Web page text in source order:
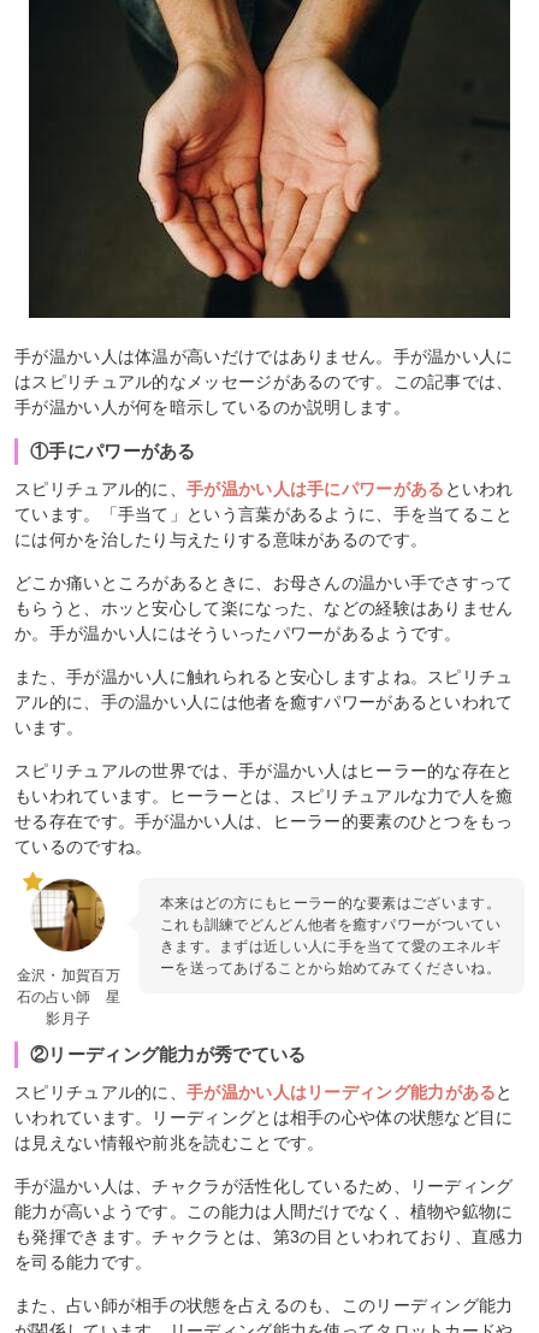
手が温かい人は体温が高いだけではありません。手が温かい人に
はスピリチュアル的なメッセージがあるのです。この記事では、
手が温かい人が何を暗示しているのか説明します。
①手にパワーがある
スピリチュアル的に、 手が温かい人は手にパワーがある といわれ
ています。「手当て」という言葉があるように、手を当てること
には何かを治したり与えたりする意味があるのです。
どこか痛いところがあるときに、お母さんの温かい手でさすって
もらうと、ホッと安心して楽になった、などの経験はありません
か。手が温かい人にはそういったパワーがあるようです。
また、手が温かい人に触れられると安心しますよね。スピリチュ
アル的に、手の温かい人には他者を癒すパワーがあるといわれて
います。
スピリチュアルの世界では、手が温かい人はヒーラー的な存在と
もいわれています。ヒーラーとは、スピリチュアルな力で人を癒
せる存在です。手が温かい人は、ヒーラー的要素のひとつをもっ
ているのですね。
金沢・加賀百万
石の占い師 星
影月子
本来はどの方にもヒーラー的な要素はございます。
これも訓練でどんどん他者を癒すパワーがついてい
きます。まずは近しい人に手を当てて愛のエネルギ
ーを送ってあげることから始めてみてくださいね。
②リーディング能力が秀でている
スピリチュアル的に、 手が温かい人はリーディング能力があると
いわれています。リーディングとは相手の心や体の状態など目に
は見えない情報や前兆を読むことです。
手が温かい人は、チャクラが活性化しているため、リーディング
能力が高いようです。この能力は人間だけでなく、植物や鉱物に
も発揮できます。チャクラとは、第3の目といわれており、直感力
を司る能力です。
また、占い師が相手の状態を占えるのも、このリーディング能力